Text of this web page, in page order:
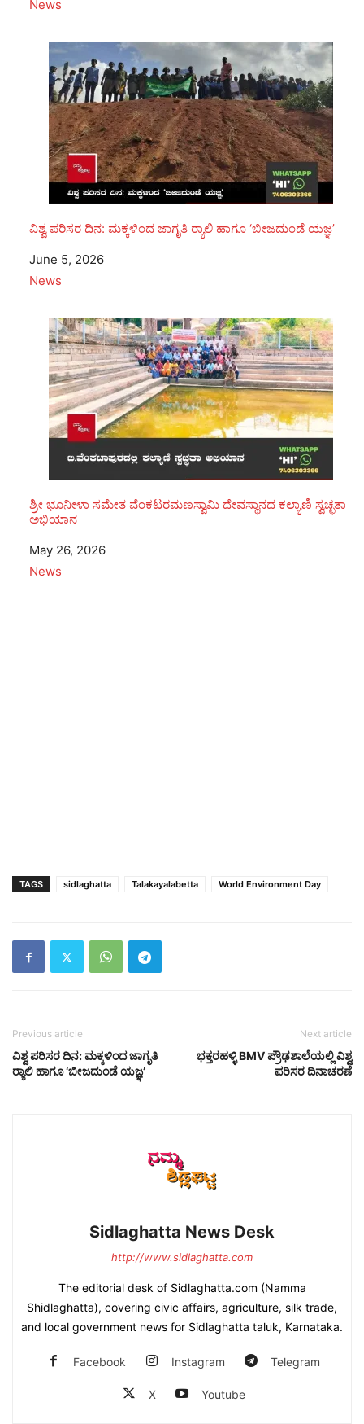
In relation to
News
ವಿಶ್ವ ಪರಿಸರ ದಿನ: ಮಕ್ಕಳಿಂದ ಜಾಗೃತಿ ರ‍್ಯಾಲಿ ಹಾಗೂ ‘ಬೀಜದುಂಡೆ ಯಜ್ಞ’
Date
June 5, 2026
In relation to
News
ಶ್ರೀ ಭೂನೀಳಾ ಸಮೇತ ವೆಂಕಟರಮಣಸ್ವಾಮಿ ದೇವಸ್ಥಾನದ ಕಲ್ಯಾಣಿ ಸ್ವಚ್ಛತಾ
ಅಭಿಯಾನ
Date
May 26, 2026
In relation to
News
TAGS sidlaghatta Talakayalabetta World Environment Day
Previous article
ವಿಶ್ವ ಪರಿಸರ ದಿನ: ಮಕ್ಕಳಿಂದ ಜಾಗೃತಿ
ರ‍್ಯಾಲಿ ಹಾಗೂ ‘ಬೀಜದುಂಡೆ ಯಜ್ಞ’
Next article
ಭಕ್ತರಹಳ್ಳಿ BMV ಪ್ರೌಢಶಾಲೆಯಲ್ಲಿ ವಿಶ್ವ
ಪರಿಸರ ದಿನಾಚರಣೆ
Sidlaghatta News Desk
http://www.sidlaghatta.com
The editorial desk of Sidlaghatta.com (Namma
Shidlaghatta), covering civic affairs, agriculture, silk trade,
and local government news for Sidlaghatta taluk, Karnataka.
Facebook Instagram Telegram
X Youtube